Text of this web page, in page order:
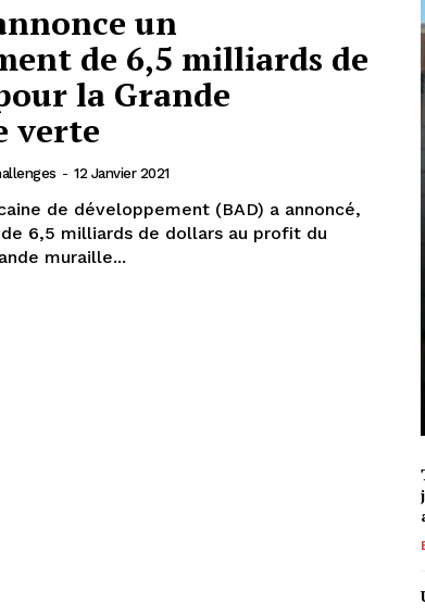
un
de 6,5 milliards de
la Grande
verte
- 12 Janvier 2021
de développement (BAD) a annoncé,
6,5 milliards de dollars au profit du
muraille...